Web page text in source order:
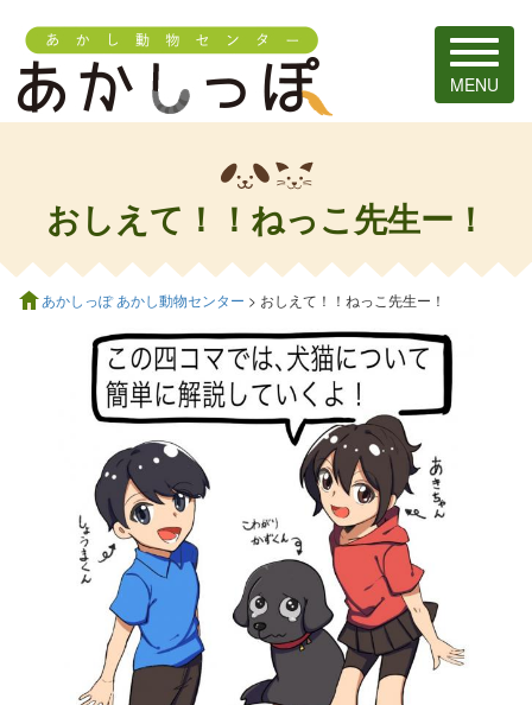
Toggle
MENU
おしえて！！ねっこ先生ー！
あかしっぽ あかし動物センター > おしえて！！ねっこ先生ー！